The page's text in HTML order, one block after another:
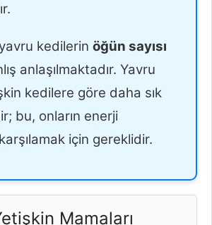
kedilerin öğün sayısı
anlaşılmaktadır. Yavru
kedilere göre daha sık
bu, onların enerji
için gereklidir.
Mamaları